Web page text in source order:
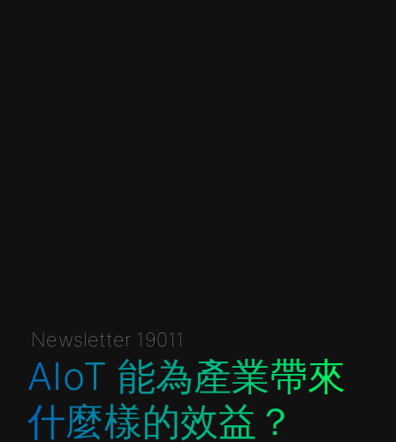
Newsletter 19011
AIoT 能為產業帶來
什麼樣的效益？